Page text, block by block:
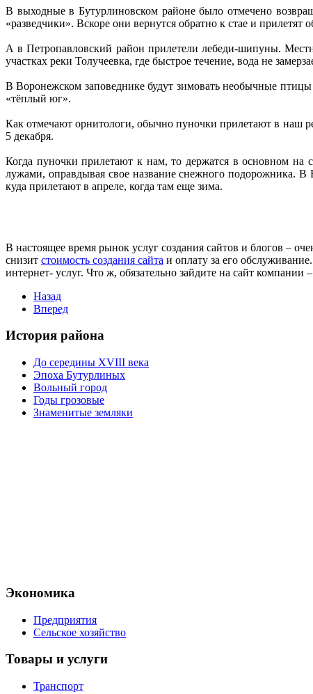
В выходные в Бутурлиновском районе было отмечено
«разведчики». Вскоре они вернутся обратно к стае и прилетят
А в Петропавловский район прилетели лебеди-шипуны.
участках реки Толучеевка, где быстрое течение, вода не
В Воронежском заповеднике будут зимовать необычные
«тёплый юг».
Как отмечают орнитологи, обычно пуночки прилетают в наш
5 декабря.
Когда пуночки прилетают к нам, то держатся в основном на
лужами, оправдывая свое название снежного подорожника.
куда прилетают в апреле, когда там еще зима.
В настоящее время рынок услуг создания сайтов и блогов –
снизит стоимость создания сайта и оплату за его
интернет- услуг. Что ж, обязательно зайдите на сайт компании
Назад
Вперед
История района
До середины XVIII века
Эпоха Бутурлиных
Вольный город
Годы грозовые
Знаменитые земляки
Экономика
Предприятия
Сельское хозяйство
Товары и услуги
Транспорт